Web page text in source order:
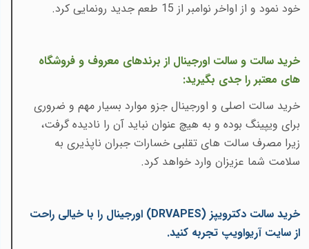
خود نمود و از اواخر نوامبر از 15 طعم جدید رونمایی کرد.
خرید سالت و سالت اورجینال از برندهای معروف و فروشگاه
های معتبر را جدی بگیرید:
خرید سالت اصلی و اورجینال جزو موارد بسیار مهم و ضروری
برای ویپینگ بوده و به هیچ عنوان نباید آن را نادیده گرفت،
زیرا مصرف سالت های تقلبی خسارات جبران ناپذیری به
سلامت شما عزیزان وارد خواهد کرد.
خرید سالت دکترویپز(DRVAPES) اورجینال را با خیالی راحت
از سایت آریواویپ تجربه کنید.